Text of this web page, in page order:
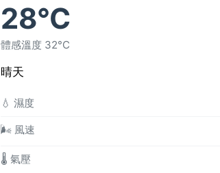
28°C
體感溫度 32°C
晴天
💧 濕度
🌬️ 風速
🌡️ 氣壓